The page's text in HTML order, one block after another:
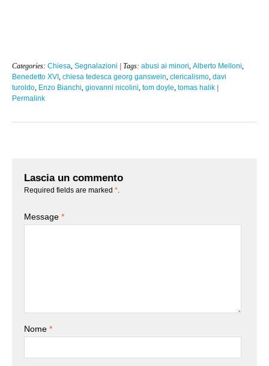
Categories: Chiesa Segnalazioni | Tags: abusi ai minori Alberto Melloni
Benedetto XVI chiesa tedesca georg ganswein clericalismo davi
turoldo Enzo Bianchi giovanni nicolini tom doyle tomas halik |
Permalink
Lascia un commento
Required fields are marked *
Message *
Nome *